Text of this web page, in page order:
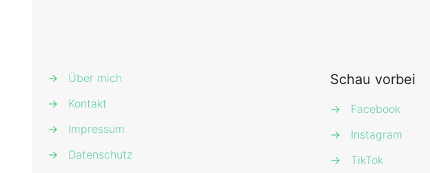
→
Über mich
→
Kontakt
→
Impressum
→
Datenschutz
Schau vorbei
→
Facebook
→
Instagram
→
TikTok